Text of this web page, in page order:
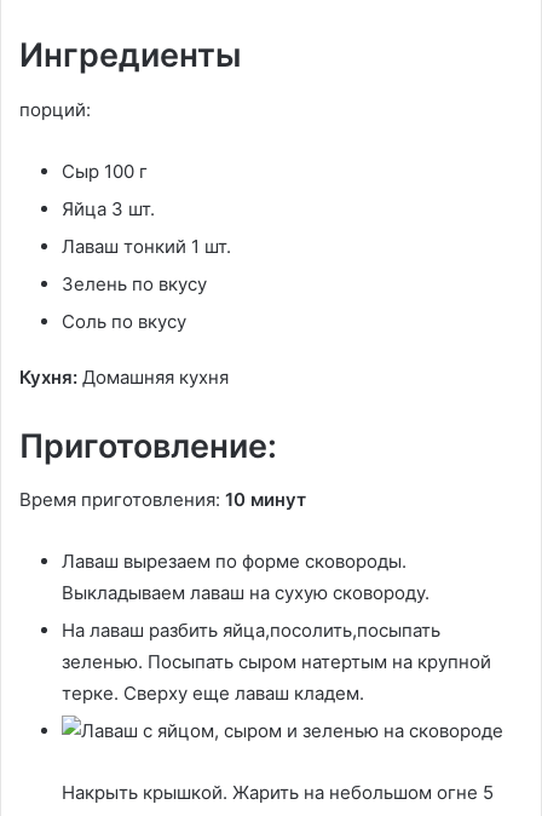
Ингредиенты
порций:
Сыр 100 г
Яйца 3 шт.
Лаваш тонкий 1 шт.
Зелень по вкусу
Соль по вкусу
Кухня: Домашняя кухня
Приготовление:
Время приготовления: 10 минут
Лаваш вырезаем по форме сковороды.
Выкладываем лаваш на сухую сковороду.
На лаваш разбить яйца,посолить,посыпать
зеленью. Посыпать сыром натертым на крупной
терке. Сверху еще лаваш кладем.
Накрыть крышкой. Жарить на небольшом огне 5